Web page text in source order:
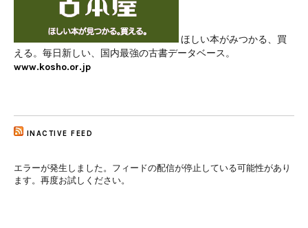
ほしい本がみつかる、買
える。毎日新しい、国内最強の古書データベース。
www.kosho.or.jp
INACTIVE FEED
エラーが発生しました。フィードの配信が停止している可能性があり
ます。再度お試しください。